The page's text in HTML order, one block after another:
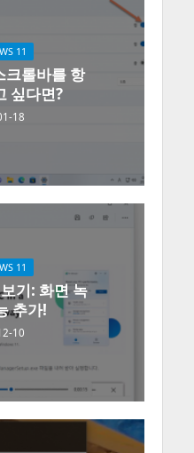
11
크롤바를 항
싶다면?
18
11
기: 화면 녹
추가!
10